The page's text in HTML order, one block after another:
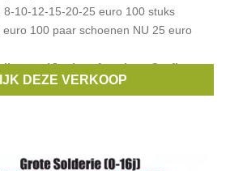
8-10-12-15-20-25 euro 100 stuks
100 paar schoenen NU 25 euro
,Vingino,American Outfitters,
DEZE VERKOOP